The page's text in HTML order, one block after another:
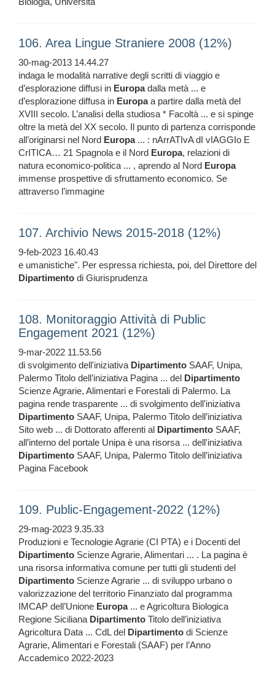
106. Area Lingue Straniere 2008 (12%)
30-mag-2013 14.44.27
indaga le modalità narrative degli scritti di viaggio e
d’esplorazione diffusi in Europadalla metà ... e
d’esplorazione diffusa in Europaa partire dalla metà del
XVIII secolo. L’analisi della studiosa * Facoltà ... e si spinge
oltre la metà del XX secolo. Il punto di partenza corrisponde
all’originarsi nel Nord Europa... : nArrATIvA dI vIAGGIo E
CrITICA… 21 Spagnola e il Nord Europa, relazioni di
natura economico-politica ... , aprendo al Nord Europa
immense prospettive di sfruttamento economico. Se
attraverso l’immagine
107. Archivio News 2015-2018 (12%)
9-feb-2023 16.40.43
e umanistiche". Per espressa richiesta, poi, del Direttore del
Dipartimento di Giurisprudenza
108. Monitoraggio Attività di Public
Engagement 2021 (12%)
9-mar-2022 11.53.56
di svolgimento dell'iniziativa Dipartimento SAAF, Unipa,
Palermo Titolo dell’iniziativa Pagina ... del Dipartimento
Scienze Agrarie, Alimentari e Forestali di Palermo. La
pagina rende trasparente ... di svolgimento dell'iniziativa
Dipartimento SAAF, Unipa, Palermo Titolo dell’iniziativa
Sito web ... di Dottorato afferenti al Dipartimento SAAF,
all’interno del portale Unipa è una risorsa ... dell'iniziativa
Dipartimento SAAF, Unipa, Palermo Titolo dell’iniziativa
Pagina Facebook
109. Public-Engagement-2022 (12%)
29-mag-2023 9.35.33
Produzioni e Tecnologie Agrarie (CI PTA) e i Docenti del
Dipartimento Scienze Agrarie, Alimentari ... . La pagina è
una risorsa informativa comune per tutti gli studenti del
Dipartimento Scienze Agrarie ... di sviluppo urbano o
valorizzazione del territorio Finanziato dal programma
IMCAP dell’Unione Europa... e Agricoltura Biologica
Regione Siciliana Dipartimento Titolo dell’iniziativa
Agricoltura Data ... CdL del Dipartimento di Scienze
Agrarie, Alimentari e Forestali (SAAF) per l’Anno
Accademico 2022-2023